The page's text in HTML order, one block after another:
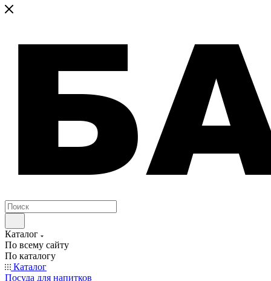
Каталог
По всему сайту
По каталогу
Каталог
Посуда для напитков